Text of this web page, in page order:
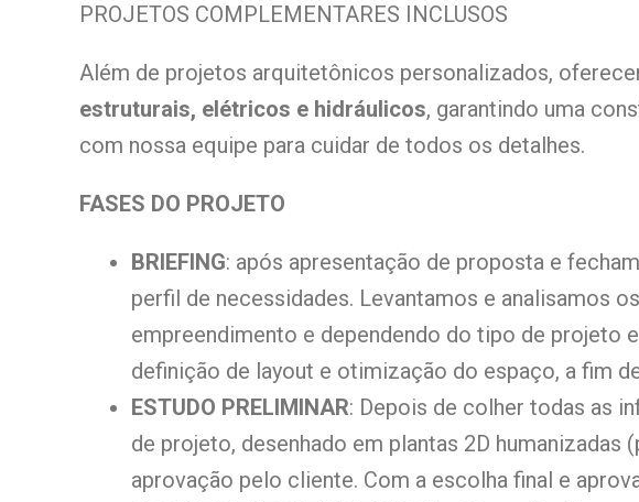
PROJETOS COMPLEMENTARES INCLUSOS
Além de projetos arquitetônicos personalizados,
estruturais, elétricos e hidráulicos, garantindo uma
com nossa equipe para cuidar de todos os detalhes.
FASES DO PROJETO
BRIEFING: após apresentação de proposta e
perfil de necessidades. Levantamos e analisamos
empreendimento e dependendo do tipo de projeto
definição de layout e otimização do espaço, a fim
ESTUDO PRELIMINAR: Depois de colher todas as
de projeto, desenhado em plantas 2D humanizadas
aprovação pelo cliente. Com a escolha final e